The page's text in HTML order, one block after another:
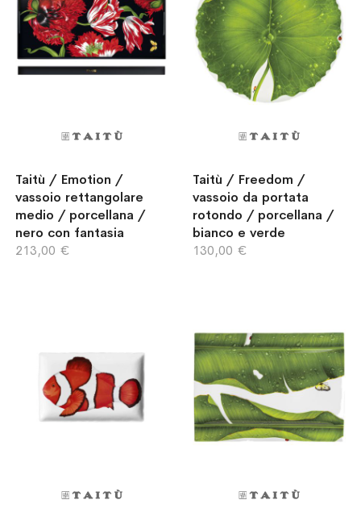
Taitù / Emotion /
vassoio rettangolare
medio / porcellana /
nero con fantasia
213,00 €
Taitù / Freedom /
vassoio da portata
rotondo / porcellana /
bianco e verde
130,00 €